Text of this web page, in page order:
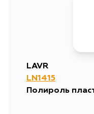
LAVR
LN1415
Полироль